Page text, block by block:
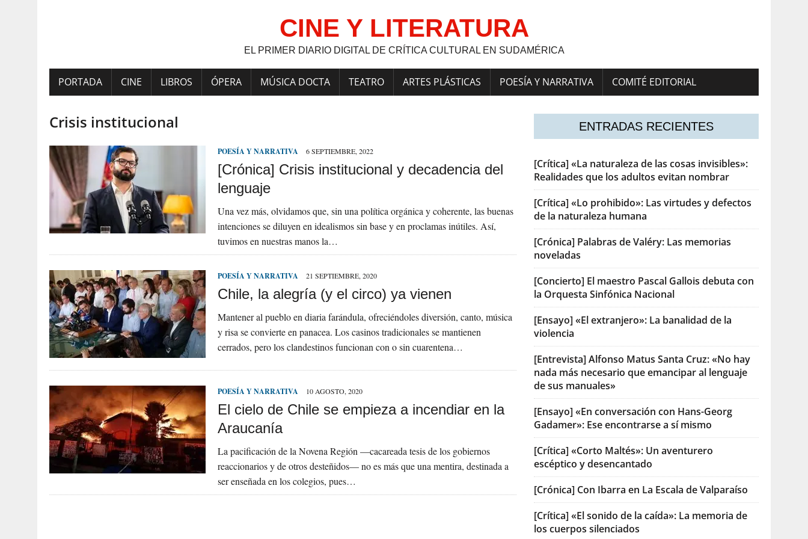
CINE Y LITERATURA
EL PRIMER DIARIO DIGITAL DE CRÍTICA CULTURAL EN SUDAMÉRICA
PORTADA CINE LIBROS ÓPERA MÚSICA DOCTA TEATRO ARTES PLÁSTICAS POESÍA Y NARRATIVA COMITÉ EDITORIAL
Crisis institucional
POESÍA Y NARRATIVA 6 SEPTIEMBRE, 2022
[Crónica] Crisis institucional y decadencia del
lenguaje
Una vez más, olvidamos que, sin una política orgánica y coherente, las buenas
intenciones se diluyen en idealismos sin base y en proclamas inútiles. Así,
tuvimos en nuestras manos la…
POESÍA Y NARRATIVA 21 SEPTIEMBRE, 2020
Chile, la alegría (y el circo) ya vienen
Mantener al pueblo en diaria farándula, ofreciéndoles diversión, canto, música
y risa se convierte en panacea. Los casinos tradicionales se mantienen
cerrados, pero los clandestinos funcionan con o sin cuarentena…
POESÍA Y NARRATIVA 10 AGOSTO, 2020
El cielo de Chile se empieza a incendiar en la
Araucanía
La pacificación de la Novena Región —cacareada tesis de los gobiernos
reaccionarios y de otros desteñidos— no es más que una mentira, destinada a
ser enseñada en los colegios, pues…
ENTRADAS RECIENTES
[Crítica] «La naturaleza de las cosas invisibles»:
Realidades que los adultos evitan nombrar
[Crítica] «Lo prohibido»: Las virtudes y defectos
de la naturaleza humana
[Crónica] Palabras de Valéry: Las memorias
noveladas
[Concierto] El maestro Pascal Gallois debuta con
la Orquesta Sinfónica Nacional
[Ensayo] «El extranjero»: La banalidad de la
violencia
[Entrevista] Alfonso Matus Santa Cruz: «No hay
nada más necesario que emancipar al lenguaje
de sus manuales»
[Ensayo] «En conversación con Hans-Georg
Gadamer»: Ese encontrarse a sí mismo
[Crítica] «Corto Maltés»: Un aventurero
escéptico y desencantado
[Crónica] Con Ibarra en La Escala de Valparaíso
[Crítica] «El sonido de la caída»: La memoria de
los cuerpos silenciados